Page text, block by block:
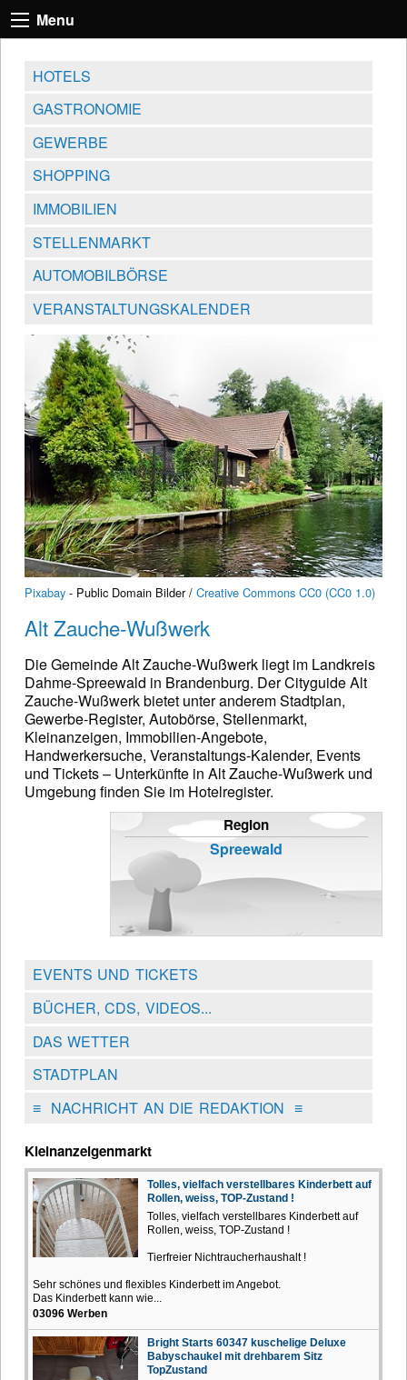
Menu
HOTELS
GASTRONOMIE
GEWERBE
SHOPPING
IMMOBILIEN
STELLENMARKT
AUTOMOBILBÖRSE
VERANSTALTUNGSKALENDER
Pixabay - Public Domain Bilder / Creative Commons CC0 (CC0 1.0)
Alt Zauche-Wußwerk
Die Gemeinde Alt Zauche-Wußwerk liegt im Landkreis
Dahme-Spreewald in Brandenburg. Der Cityguide Alt
Zauche-Wußwerk bietet unter anderem Stadtplan,
Gewerbe-Register, Autobörse, Stellenmarkt,
Kleinanzeigen, Immobilien-Angebote,
Handwerkersuche, Veranstaltungs-Kalender, Events
und Tickets – Unterkünfte in Alt Zauche-Wußwerk und
Umgebung finden Sie im Hotelregister.
Region
Spreewald
EVENTS UND TICKETS
BÜCHER, CDS, VIDEOS...
DAS WETTER
STADTPLAN
≡NACHRICHT AN DIE REDAKTION ≡
Kleinanzeigenmarkt
Tolles, vielfach verstellbares Kinderbett auf
Rollen, weiss, TOP-Zustand !
Tolles, vielfach verstellbares Kinderbett auf
Rollen, weiss, TOP-Zustand !
Tierfreier Nichtraucherhaushalt !
Sehr schönes und flexibles Kinderbett im Angebot.
Das Kinderbett kann wie...
03096 Werben
Bright Starts 60347 kuschelige Deluxe
Babyschaukel mit drehbarem Sitz
TopZustand